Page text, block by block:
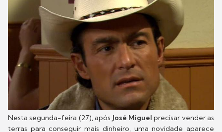
Nesta segunda-feira (27), após José Miguelprecisar vender as
terras para conseguir mais dinheiro, uma novidade aparece